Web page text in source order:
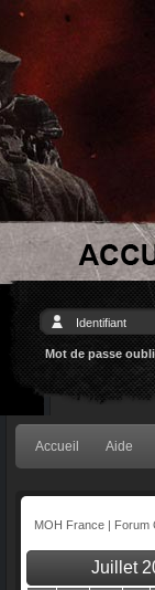
Mot de passe
Accueil Aide
MOH France | Forum
Juillet